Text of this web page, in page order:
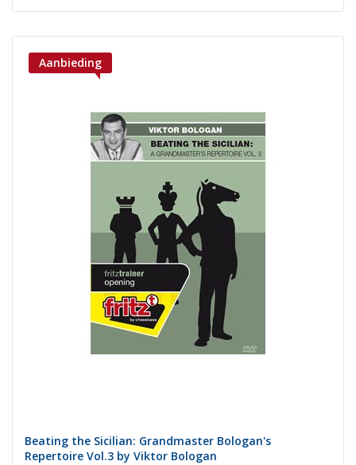
Aanbieding
Beating the Sicilian: Grandmaster Bologan's
Repertoire Vol.3 by Viktor Bologan